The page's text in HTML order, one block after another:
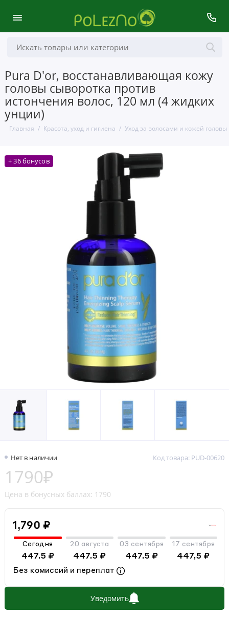
Pura D'or, восстанавливающая кожу
головы сыворотка против
истончения волос, 120 мл (4 жидких
унции)
Главная Красота, уход и гигиена Уход за волосами и кожей головы
+ 36 бонусов
Нет в наличии Код товара: PUD-00620
1790₽
Цена в бонусных баллах: 1790
1,790 ₽
Сегодня
447.5 ₽
20 августа
447.5 ₽
03 сентября
447.5 ₽
17 сентября
447,5 ₽
Без комиссий и переплат
Уведомить